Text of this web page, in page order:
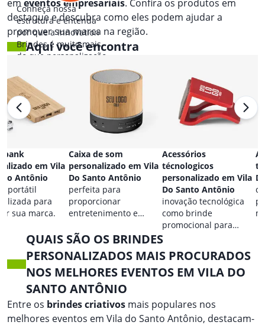
Conheça nossa
estrutura e entenda
por que a Innovation
Brindes é muito mais
do que personalização.
emeventos empresariais. Confira os produtos em
destaque e descubra como eles podem ajudar a
promover sua marca na região.
Aqui você encontra
bank
em Vila
Antônio
portátil
para
sua marca.
Caixa de som
personalizado em Vila
Do Santo Antônio
perfeita para
proporcionar
entretenimento e
qualquer ocasião.
Acessórios
técnologicos
personalizado em Vila
Do Santo Antônio
inovação tecnológica
como brinde
promocional para
eventos.
QUAIS SÃO OS BRINDES
PERSONALIZADOS MAIS PROCURADOS
NOS MELHORES EVENTOS EM VILA DO
SANTO ANTÔNIO
Entre os brindes criativos mais populares nos
melhores eventos em Vila do Santo Antônio, destacam-